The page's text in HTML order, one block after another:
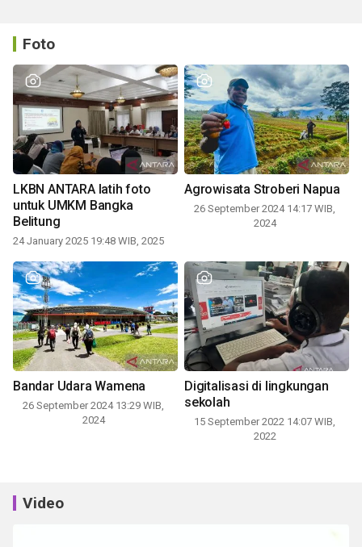
Foto
LKBN ANTARA latih foto
untuk UMKM Bangka
Belitung
24 January 2025 19:48 WIB, 2025
Agrowisata Stroberi Napua
26 September 2024 14:17 WIB,
2024
Bandar Udara Wamena
26 September 2024 13:29 WIB,
2024
Digitalisasi di lingkungan
sekolah
15 September 2022 14:07 WIB,
2022
Video